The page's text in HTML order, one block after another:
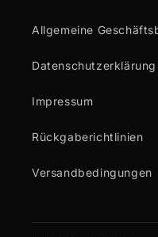
Allgemeine
Datenschutzerklärung
Impressum
Rückgaberichtlinien
Versandbedingungen